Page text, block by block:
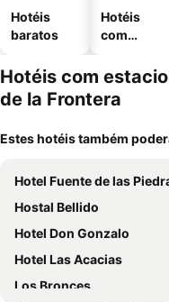
Hotéis
baratos
Hotéis
com
Hotéis com
de la Frontera
Estes hotéis também
Hotel Fuente de las
Hostal Bellido
Hotel Don Gonzalo
Hotel Las Acacias
Los Bronces